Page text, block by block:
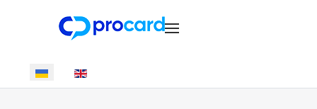
Виберіть свою мову